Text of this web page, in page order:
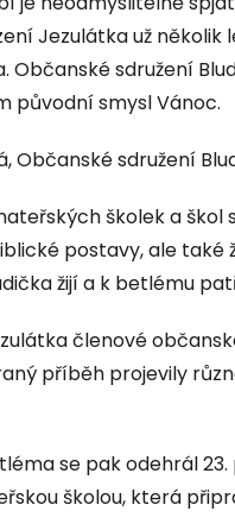
Jezulátka už
sdružení
původní smysl Vánoc.
Občanské sdružení
školek a
postavy, ale
žijí a k betlému
členové
příběh projevily
se pak odehrál
školou, která